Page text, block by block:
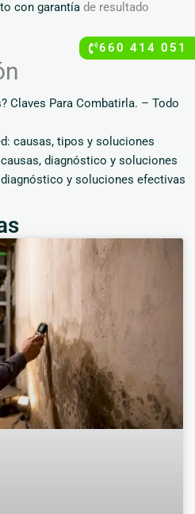
con garantía de resultado
Claves Para Combatirla. – Todo
causas, tipos y soluciones
diagnóstico y soluciones
y soluciones efectivas
660 414 051